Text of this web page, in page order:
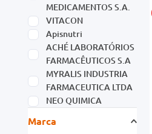
MEDICAMENTOS S.A.
VITACON
Apisnutri
ACHÉ LABORATÓRIOS
FARMACÊUTICOS S.A
MYRALIS INDUSTRIA
FARMACEUTICA LTDA
NEO QUIMICA
Marca